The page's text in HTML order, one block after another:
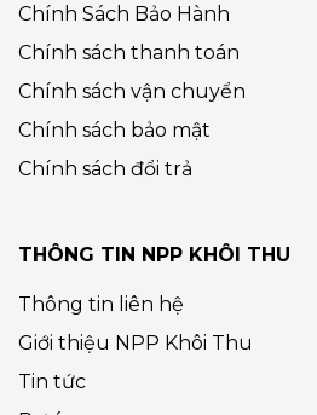
Chính Sách Bảo Hành
Chính sách thanh toán
Chính sách vận chuyển
Chính sách bảo mật
Chính sách đổi trả
THÔNG TIN NPP KHÔI THU
Thông tin liên hệ
Giới thiệu NPP Khôi Thu
Tin tức